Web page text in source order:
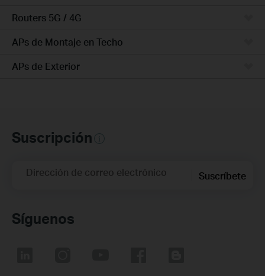
Routers 5G / 4G
APs de Montaje en Techo
APs de Exterior
Suscripción
Dirección de correo electrónico Suscríbete
Síguenos